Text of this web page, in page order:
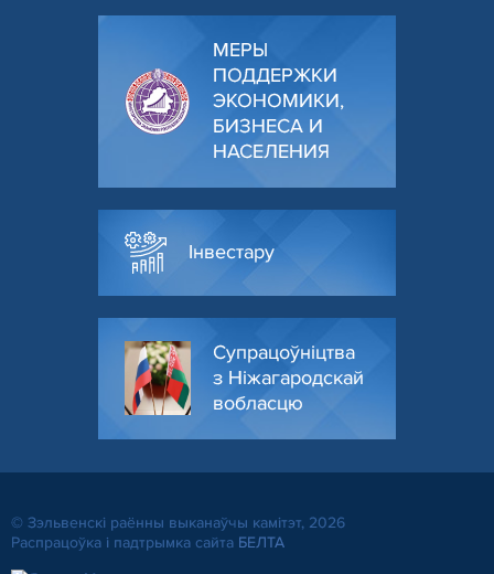
МЕРЫ
ПОДДЕРЖКИ
ЭКОНОМИКИ,
БИЗНЕСА И
НАСЕЛЕНИЯ
Інвестару
Супрацоўніцтва
з Ніжагародскай
вобласцю
© Зэльвенскі раённы выканаўчы камітэт, 2026
Распрацоўка і падтрымка сайта БЕЛТА